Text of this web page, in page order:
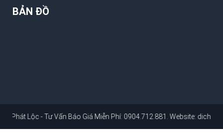
BẢN ĐỒ
- Tư Vấn Báo Giá Miễn Phí: 0904.712.881. Website: